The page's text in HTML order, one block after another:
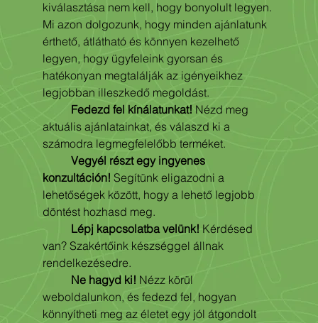
kiválasztása nem kell, hogy bonyolult legyen.
Mi azon dolgozunk, hogy minden ajánlatunk
érthető, átlátható és könnyen kezelhető
legyen, hogy ügyfeleink gyorsan és
hatékonyan megtalálják az igényeikhez
legjobban illeszkedő megoldást.
	Fedezd fel kínálatunkat!
Nézd meg
aktuális ajánlatainkat, és válaszd ki a
számodra legmegfelelőbb terméket.
Vegyél részt egy ingyenes
konzultáción! Segítünk eligazodni a
lehetőségek között, hogy a lehető legjobb
döntést hozhasd meg.
Lépj kapcsolatba velünk! Kérdésed
van? Szakértőink készséggel állnak
rendelkezésedre.
	Ne hagyd ki!
Nézz körül
weboldalunkon, és fedezd fel, hogyan
könnyítheti meg az életet egy jól átgondolt